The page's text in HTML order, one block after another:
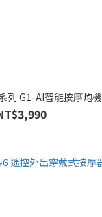
列 G1-AI智能按摩炮機